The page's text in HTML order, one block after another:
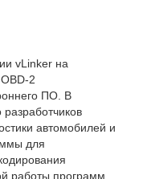
vLinker на
2
ПО. В
автомобилей и
для
работы программ